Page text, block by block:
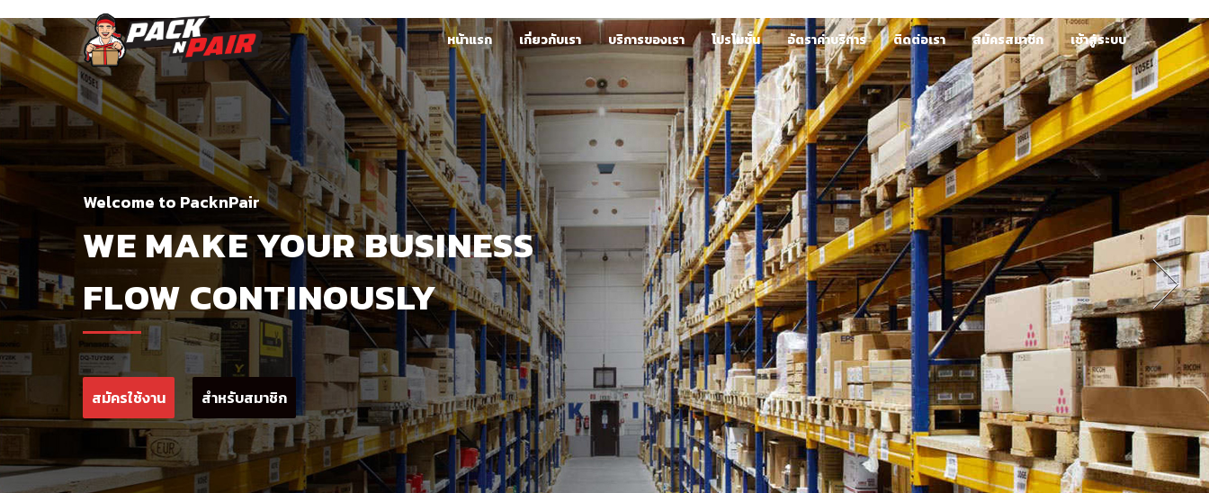
หน้าแรก เกี่ยวกับเรา บริการของเรา โปรโมชั่น อัตราค่าบริการ ติดต่อเรา สมัครสมาชิก เช้าสู่ระบบ
Welcome to PacknPair
WE MAKE YOUR BUSINESS
FLOW CONTINOUSLY
สมัครใช้งาน สำหรับสมาชิก